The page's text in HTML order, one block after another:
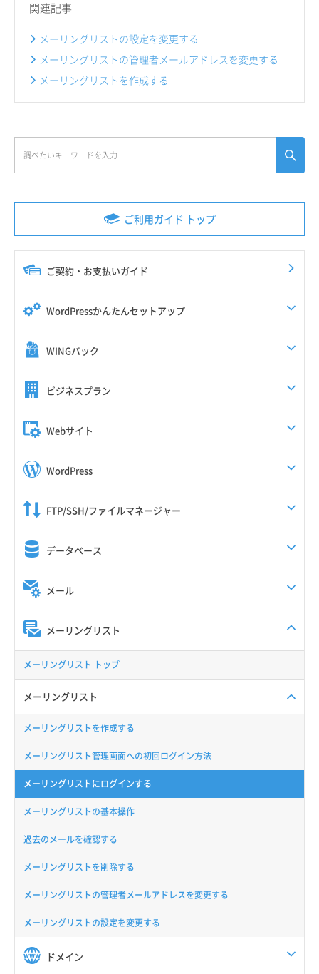
ご利用ガイド トップ
ご契約・お支払いガイド
WordPressかんたんセットアップ
WINGパック
ビジネスプラン
Webサイト
WordPress
FTP/SSH/ファイルマネージャー
データベース
メール
メーリングリスト
メーリングリスト トップ
メーリングリスト
メーリングリストを作成する
メーリングリスト管理画面への初回ログイン方法
メーリングリストにログインする
メーリングリストの基本操作
過去のメールを確認する
メーリングリストを削除する
メーリングリストの管理者メールアドレスを変更する
メーリングリストの設定を変更する
ドメイン
関連記事
メーリングリストの設定を変更する
メーリングリストの管理者メールアドレスを変更する
メーリングリストを作成する